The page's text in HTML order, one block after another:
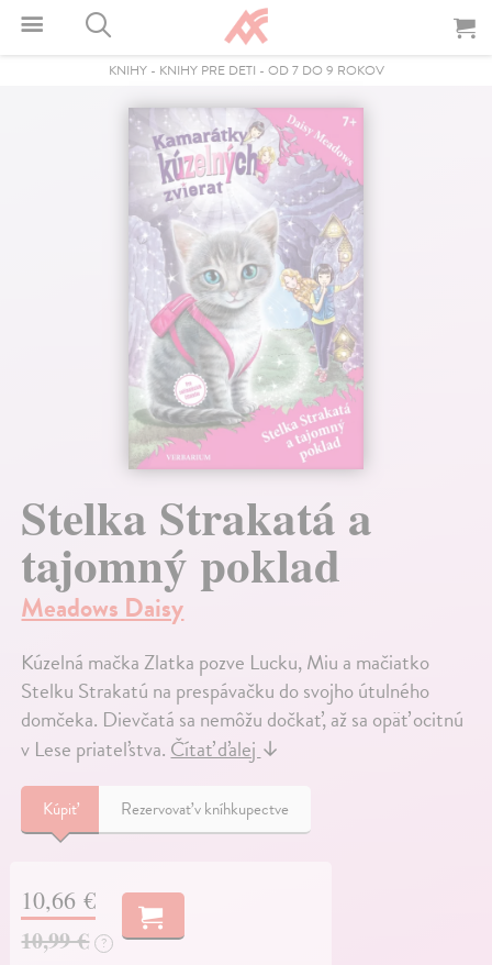
KNIHY- KNIHY PRE DETI - OD 7 DO 9 ROKOV
Stelka Strakatá a
tajomný poklad
Meadows Daisy
Kúzelná mačka Zlatka pozve Lucku, Miu a mačiatko
Stelku Strakatú na prespávačku do svojho útulného
domčeka. Dievčatá sa nemôžu dočkať, až sa opäť ocitnú
v Lese priateľstva. Čítať ďalej ↓
Kúpiť Rezervovať v kníhkupectve
10,66 €
10,99 € ?